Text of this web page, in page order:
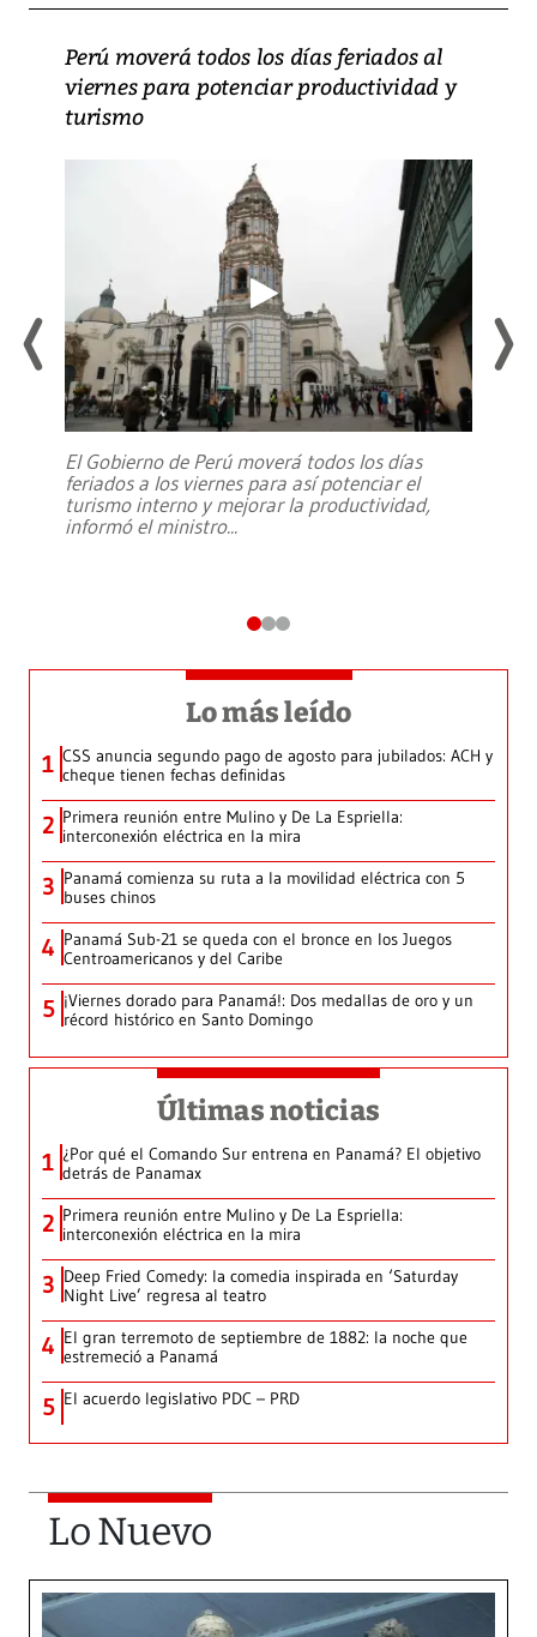
Perú moverá todos los días feriados al
viernes para potenciar productividad y
turismo
El Gobierno de Perú moverá todos los días
feriados a los viernes para así potenciar el
turismo interno y mejorar la productividad,
informó el ministro...
Lo más leído
1 CSS anuncia segundo pago de agosto para jubilados: ACH y
cheque tienen fechas definidas
2 Primera reunión entre Mulino y De La Espriella:
interconexión eléctrica en la mira
3 Panamá comienza su ruta a la movilidad eléctrica con 5
buses chinos
4 Panamá Sub-21 se queda con el bronce en los Juegos
Centroamericanos y del Caribe
5 ¡Viernes dorado para Panamá!: Dos medallas de oro y un
récord histórico en Santo Domingo
Últimas noticias
1 ¿Por qué el Comando Sur entrena en Panamá? El objetivo
detrás de Panamax
2 Primera reunión entre Mulino y De La Espriella:
interconexión eléctrica en la mira
3 Deep Fried Comedy: la comedia inspirada en ‘Saturday
Night Live’ regresa al teatro
4 El gran terremoto de septiembre de 1882: la noche que
estremeció a Panamá
5 El acuerdo legislativo PDC – PRD
Lo Nuevo